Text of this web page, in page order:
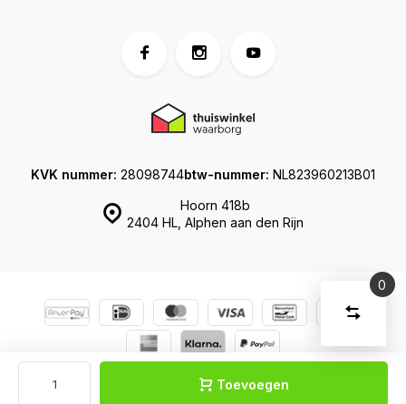
Toevoegen
Hoorn 418b
2404 HL, Alphen aan den Rijn
KVK nummer: 28098744btw-nummer: NL823960213B01
0
Vergelijk
Verwijder
alle
U
heeft
Start